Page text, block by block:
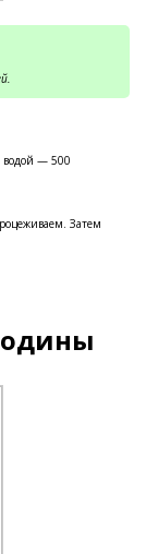
водой — 500
Затем